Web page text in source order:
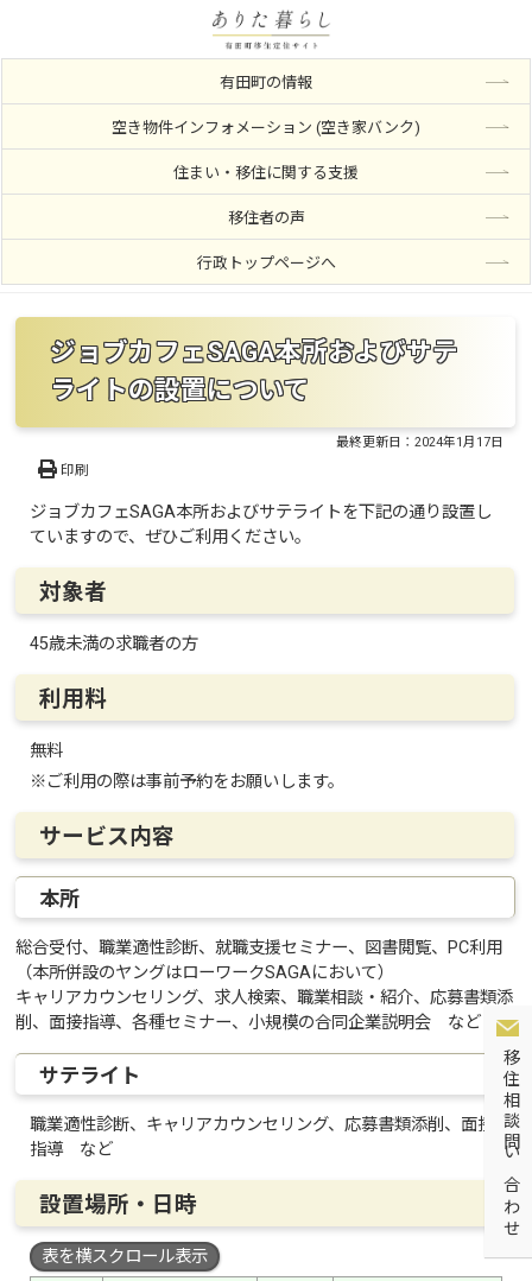
有田町の情報
空き物件インフォメーション (空き家バンク)
住まい・移住に関する支援
移住者の声
行政トップページへ
移住相談問い合わせ
ジョブカフェSAGA本所およびサテ
ライトの設置について
最終更新日：2024年1月17日
印刷
ジョブカフェSAGA本所およびサテライトを下記の通り設置し
ていますので、ぜひご利用ください。
対象者
45歳未満の求職者の方
利用料
無料
※ご利用の際は事前予約をお願いします。
サービス内容
本所
総合受付、職業適性診断、就職支援セミナー、図書閲覧、PC利用
（本所併設のヤングはローワークSAGAにおいて）
キャリアカウンセリング、求人検索、職業相談・紹介、応募書類添
削、面接指導、各種セミナー、小規模の合同企業説明会 など
サテライト
職業適性診断、キャリアカウンセリング、応募書類添削、面接
指導 など
設置場所・日時
表を横スクロール表示